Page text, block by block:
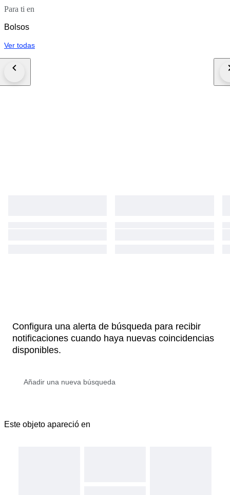
Para ti en
Bolsos
Ver todas
Configura una alerta de búsqueda para recibir
notificaciones cuando haya nuevas coincidencias
disponibles.
Este objeto apareció en